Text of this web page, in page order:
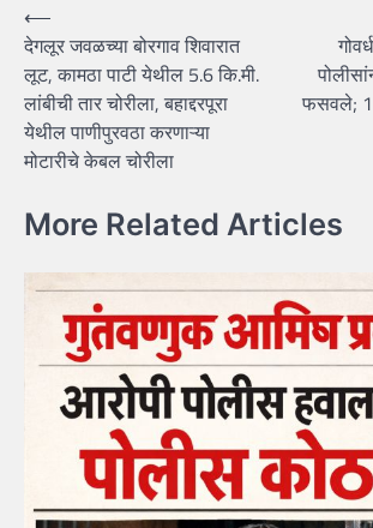
Post
navigation
⟵
देगलूर जवळच्या बोरगाव शिवारात
लूट, कामठा पाटी येथील 5.6 कि.मी.
लांबीची तार चोरीला, बहाद्दरपूरा
येथील पाणीपुरवठा करणाऱ्या
मोटारीचे केबल चोरीला
फसवले; 1
More Related Articles